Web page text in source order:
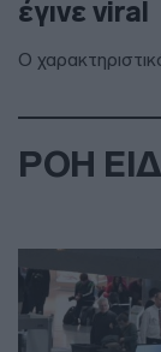
έγινε viral
Ο
ΡΟΗ